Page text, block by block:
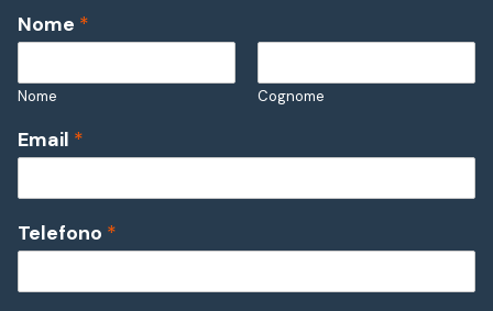
Nome *
Nome Cognome
Email *
Telefono *